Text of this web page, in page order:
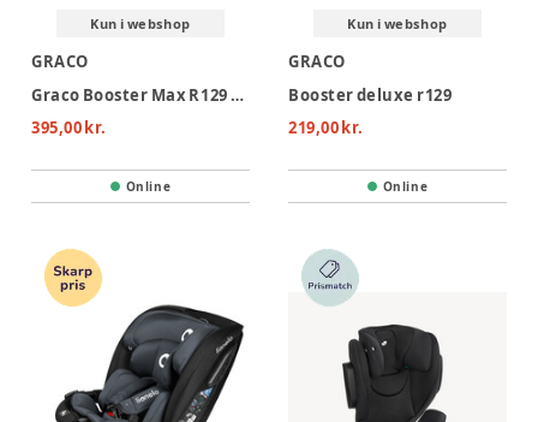
Kun i webshop
GRACO
Graco Booster Max R129 Autostol - Midnight
395,00 kr.
Online
Kun i webshop
GRACO
Booster deluxe r129
219,00 kr.
Online